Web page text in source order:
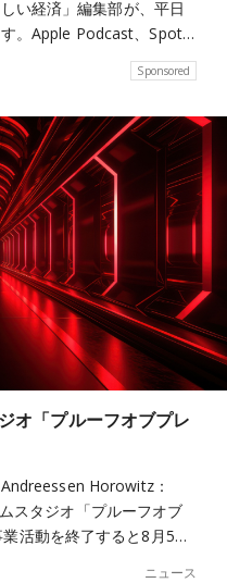
い経済」編集部が、平日
。Apple Podcast、Spot…
Sponsored
オ「プルーフオブプレ
Horowitz：
スタジオ「プルーフオブ
活動を終了すると8月5…
ニュース